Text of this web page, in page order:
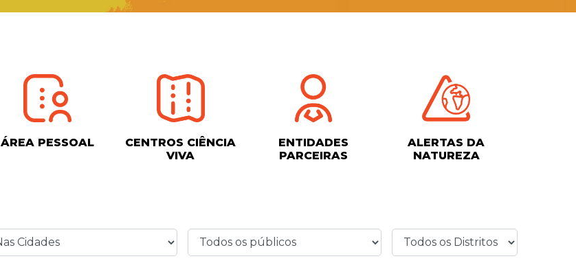
ÁREA PESSOAL
CENTROS CIÊNCIA
VIVA
ENTIDADES
PARCEIRAS
ALERTAS DA
NATUREZA